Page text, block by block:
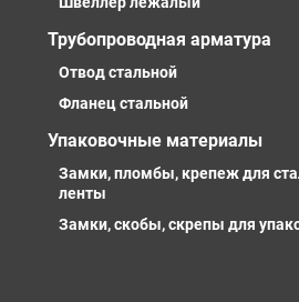
Трубопроводная арматура
Отвод стальной
Фланец стальной
Упаковочные материалы
Замки, пломбы, крепеж для
ленты
Замки, скобы, скрепы для